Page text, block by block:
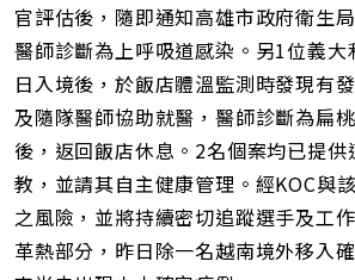
官評估後，隨即通知高雄市政府衛生
醫師診斷為上呼吸道感染。另1位義
日入境後，於飯店體溫監測時發現有
及隨隊醫師協助就醫，醫師診斷為扁
後，返回飯店休息。2名個案均已提供
教，並請其自主健康管理。經KOC與
之風險，並將持續密切追蹤選手及工
革熱部分，昨日除一名越南境外移入